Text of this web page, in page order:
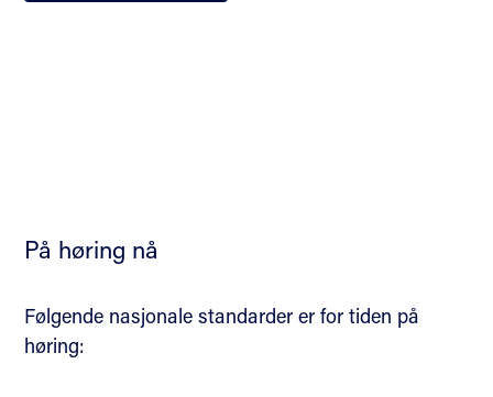
På høring nå
Følgende nasjonale standarder er for tiden på
høring: